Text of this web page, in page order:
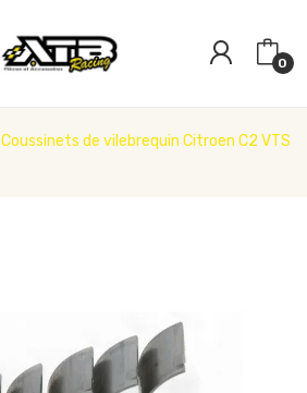
0
Coussinets de vilebrequin Citroen C2 VTS